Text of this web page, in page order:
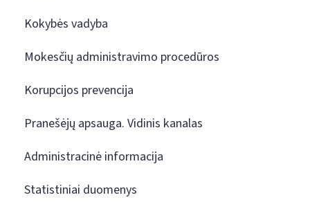
Kokybės vadyba
Mokesčių administravimo procedūros
Korupcijos prevencija
Pranešėjų apsauga. Vidinis kanalas
Administracinė informacija
Statistiniai duomenys